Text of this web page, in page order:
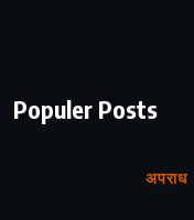
Populer Posts
अपराध